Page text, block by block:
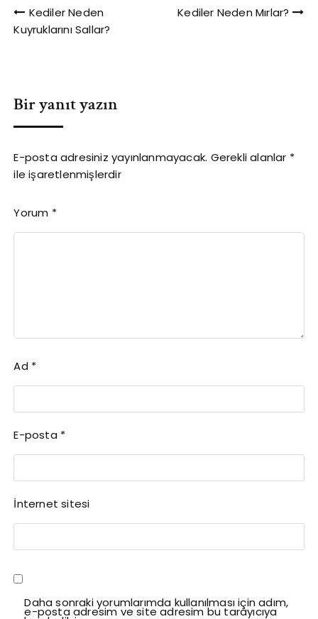
Yazı
gezinmesi
Kediler Neden
Kuyruklarını Sallar?
Kediler Neden Mırlar?
Bir yanıt yazın
E-posta adresiniz yayınlanmayacak. Gerekli alanlar *
ile işaretlenmişlerdir
Yorum *
Ad *
E-posta *
İnternet sitesi
Daha sonraki yorumlarımda kullanılması için adım,
e-posta adresim ve site adresim bu tarayıcıya